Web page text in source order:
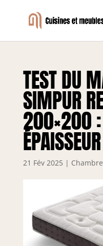
TEST DU
SIMPUR
200×200 :
21 Fév 2025 |